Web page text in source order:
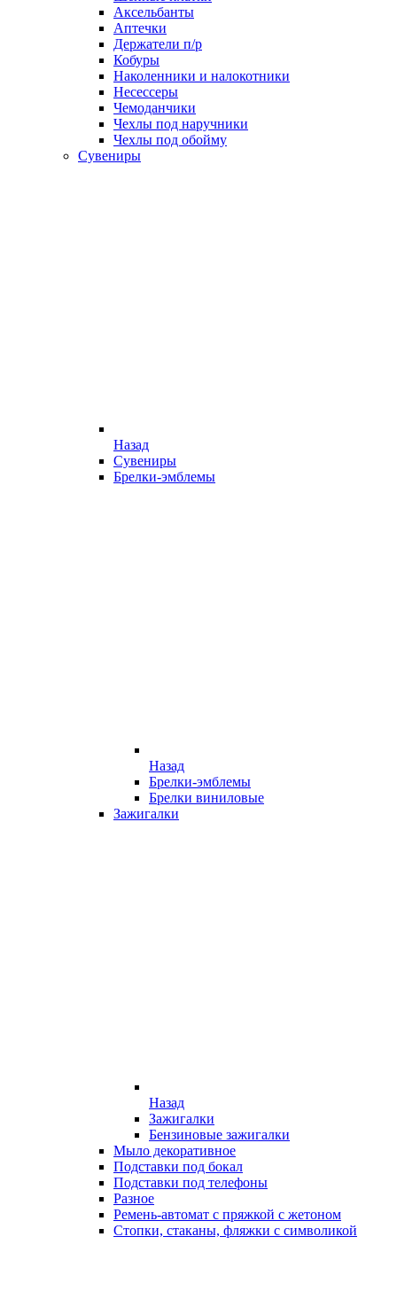
Аксельбанты
Аптечки
Держатели п/р
Кобуры
Наколенники и налокотники
Несессеры
Чемоданчики
Чехлы под наручники
Чехлы под обойму
Сувениры
Назад
Сувениры
Брелки-эмблемы
Назад
Брелки-эмблемы
Брелки виниловые
Зажигалки
Назад
Зажигалки
Бензиновые зажигалки
Мыло декоративное
Подставки под бокал
Подставки под телефоны
Разное
Ремень-автомат с пряжкой с жетоном
Стопки, стаканы, фляжки с символикой